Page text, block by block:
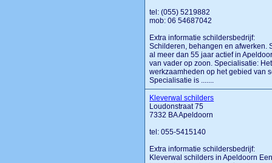
tel: (055) 5219882
mob: 06 54687042
Extra informatie schildersbedrijf:
Schilderen, behangen en afwerken.
al meer dan 55 jaar actief in
van vader op zoon. Specialisatie:
werkzaamheden op het gebied van
Specialisatie is .......
Kleverwal schilders
Loudonstraat 75
7332 BA Apeldoorn
tel: 055-5415140
Extra informatie schildersbedrijf:
Kleverwal schilders in Apeldoorn